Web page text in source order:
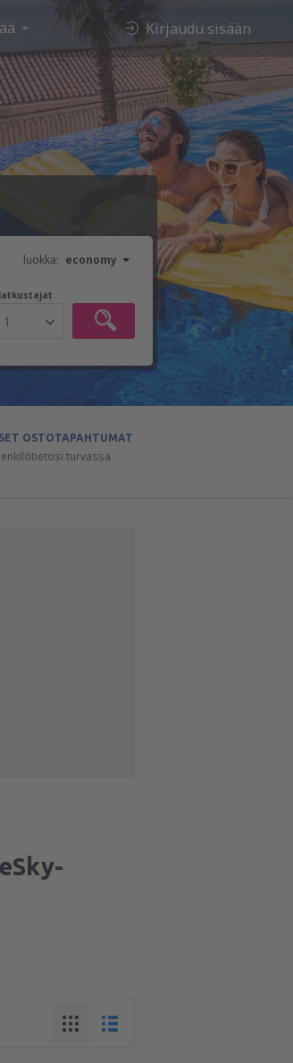
Kirjaudu sisään
luokka: economy
1
OSTOTAPAHTUMAT
turvassa